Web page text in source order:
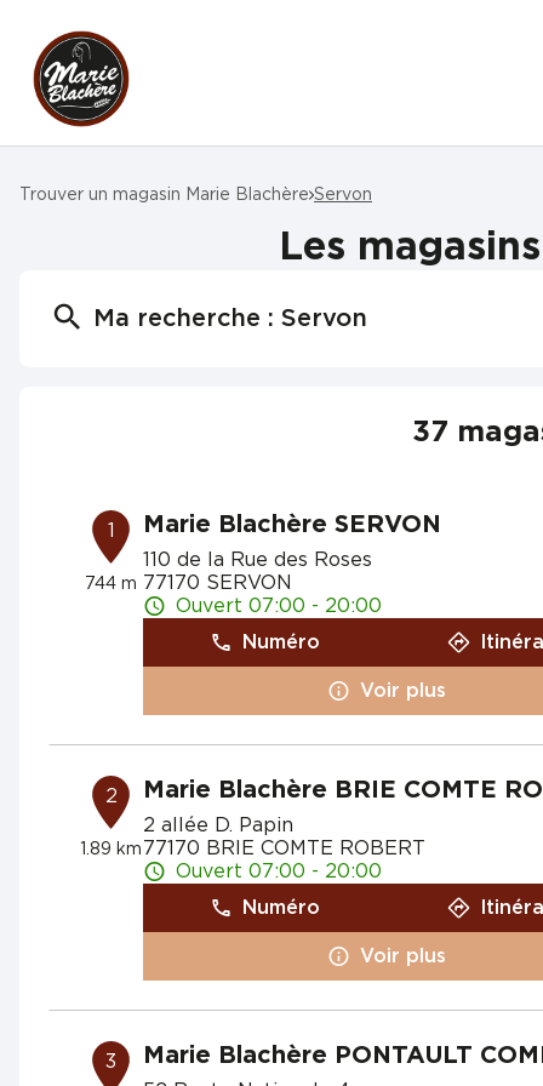
Trouver un magasin Marie Blachère Servon
Les
Ma recherche : Servon
37
1
744 m
Marie Blachère SERVON
110 de la Rue des Roses
77170 SERVON
Ouvert 07:00 - 20:00
Numéro
Voir plus
2
1.89 km
Marie Blachère BRIE COMTE
2 allée D. Papin
77170 BRIE COMTE ROBERT
Ouvert 07:00 - 20:00
Numéro
Voir plus
3 Marie Blachère PONTAULT